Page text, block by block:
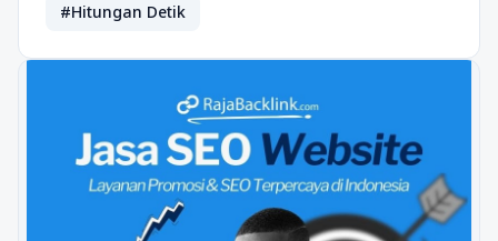
#Hitungan Detik